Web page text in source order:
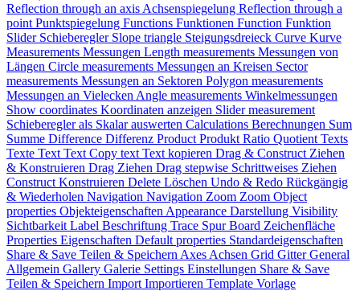
Reflection through an axis Achsenspiegelung Reflection through a
point Punktspiegelung Functions Funktionen Function Funktion
Slider Schieberegler Slope triangle Steigungsdreieck Curve Kurve
Measurements Messungen Length measurements Messungen von
Längen Circle measurements Messungen an Kreisen Sector
measurements Messungen an Sektoren Polygon measurements
Messungen an Vielecken Angle measurements Winkelmessungen
Show coordinates Koordinaten anzeigen Slider measurement
Schieberegler als Skalar auswerten Calculations Berechnungen Sum
Summe Difference Differenz Product Produkt Ratio Quotient Texts
Texte Text Text Copy text Text kopieren Drag & Construct Ziehen
& Konstruieren Drag Ziehen Drag stepwise Schrittweises Ziehen
Construct Konstruieren Delete Löschen Undo & Redo Rückgängig
& Wiederholen Navigation Navigation Zoom Zoom Object
properties Objekteigenschaften Appearance Darstellung Visibility
Sichtbarkeit Label Beschriftung Trace SpurBoard Zeichenfläche
Properties Eigenschaften Default properties Standardeigenschaften
Share & Save Teilen & Speichern Axes Achsen Grid GitterGeneral
Allgemein Gallery Galerie Settings Einstellungen Share & Save
Teilen & Speichern Import Importieren Template Vorlage